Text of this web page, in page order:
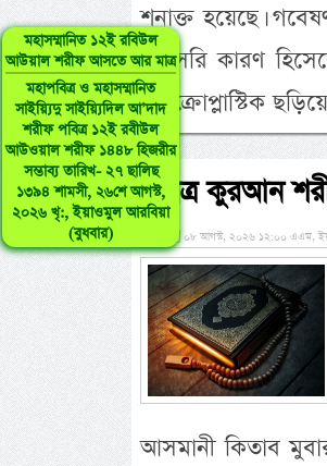
মহাসম্মানিত ১২ই রবিউল
আউয়াল শরীফ আসতে আর মাত্র
মহাপবিত্র ও মহাসম্মানিত
সাইয়্যিদু সাইয়্যিদিল আ’দাদ
শরীফ পবিত্র ১২ই রবীউল
আউওয়াল শরীফ ১৪৪৮ হিজরীর
সম্ভাব্য তারিখ- ২৭ ছালিছ
১৩৯৪ শামসী, ২৬শে আগস্ট,
২০২৬ খৃ:, ইয়াওমুল আরবিয়া
(বুধবার)
শনাক্ত হয়েছে।
সরাসরি কারণ
মাইক্রোপ্লাস্টিক
পবিত্র কুরআন
০৮ আগস্ট, ২০২৬ ১২:০০ এএম,
আসমানী কিতাব